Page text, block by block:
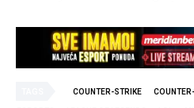
COUNTER-STRIKE